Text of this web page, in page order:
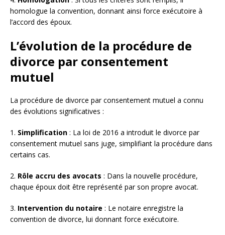
homologue la convention, donnant ainsi force exécutoire à
l’accord des époux.
L’évolution de la procédure de
divorce par consentement
mutuel
La procédure de divorce par consentement mutuel a connu
des évolutions significatives :
1. Simplification : La loi de 2016 a introduit le divorce par
consentement mutuel sans juge, simplifiant la procédure dans
certains cas.
2. Rôle accru des avocats : Dans la nouvelle procédure,
chaque époux doit être représenté par son propre avocat.
3. Intervention du notaire : Le notaire enregistre la
convention de divorce, lui donnant force exécutoire.